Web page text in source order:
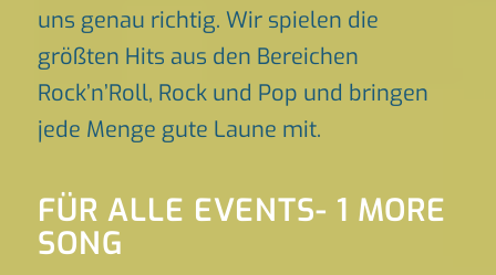
uns genau richtig. Wir spielen die
größten Hits aus den Bereichen
Rock’n’Roll, Rock und Pop und bringen
jede Menge gute Laune mit.
FÜR ALLE EVENTS- 1 MORE
SONG